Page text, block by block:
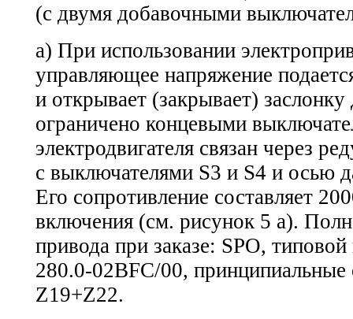
(с двумя добавочными
а) При использовании
управляющее напряжение
и открывает (закрывает)
ограничено концевыми
электродвигателя связан через
с выключателями S3 и S4 и осью
Его сопротивление составляет
включения (см. рисунок 5 а).
привода при заказе: SPO,
280.0-02ВFC/00,
Z19+Z22.